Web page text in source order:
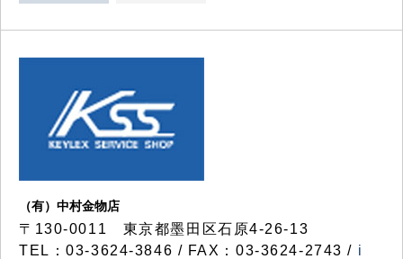
（有）中村金物店
〒130-0011 東京都墨田区石原4-26-13
TEL：03-3624-3846 / FAX：03-3624-2743 / i